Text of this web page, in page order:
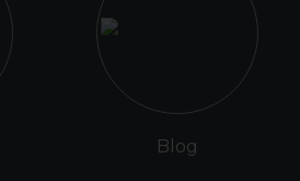
Blog